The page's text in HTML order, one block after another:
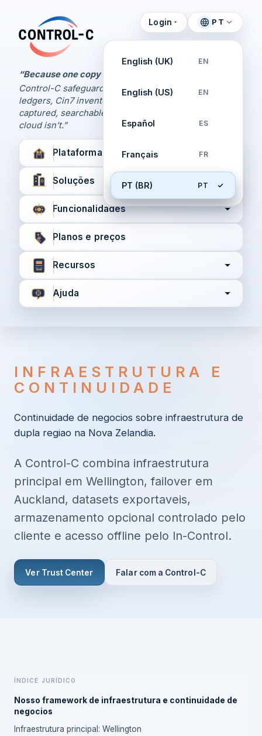
Control-C home
“Because one copy is never enough.
Control-C safeguards your Xero and QuickBooks
ledgers, Cin7 inventory, and XPM workflows,
captured, searchable, and recoverable when the
cloud isn’t.”
Login PT
English (UK) EN
English (US) EN
Español ES
Français FR
PT (BR) PT
Plataforma
Soluções
Funcionalidades
Planos e preços
Recursos
Ajuda
INFRAESTRUTURA E
CONTINUIDADE
Continuidade de negocios sobre infraestrutura de
dupla regiao na Nova Zelandia.
A Control-C combina infraestrutura
principal em Wellington, failover em
Auckland, datasets exportaveis,
armazenamento opcional controlado pelo
cliente e acesso offline pelo In-Control.
Ver Trust Center Falar com a Control-C
Índice jurídico
Nosso framework de infraestrutura e continuidade de
negocios
Infraestrutura principal: Wellington
Painel de Controle
Gerencie seus backups
pela Control-C
Criar nova conta
Privacidade
Continuar